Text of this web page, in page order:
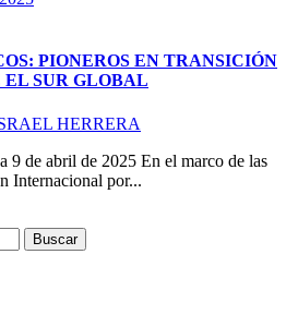
PIONEROS EN TRANSICIÓN
SUR GLOBAL
HERRERA
9 de abril de 2025 En el marco de las
Internacional por...